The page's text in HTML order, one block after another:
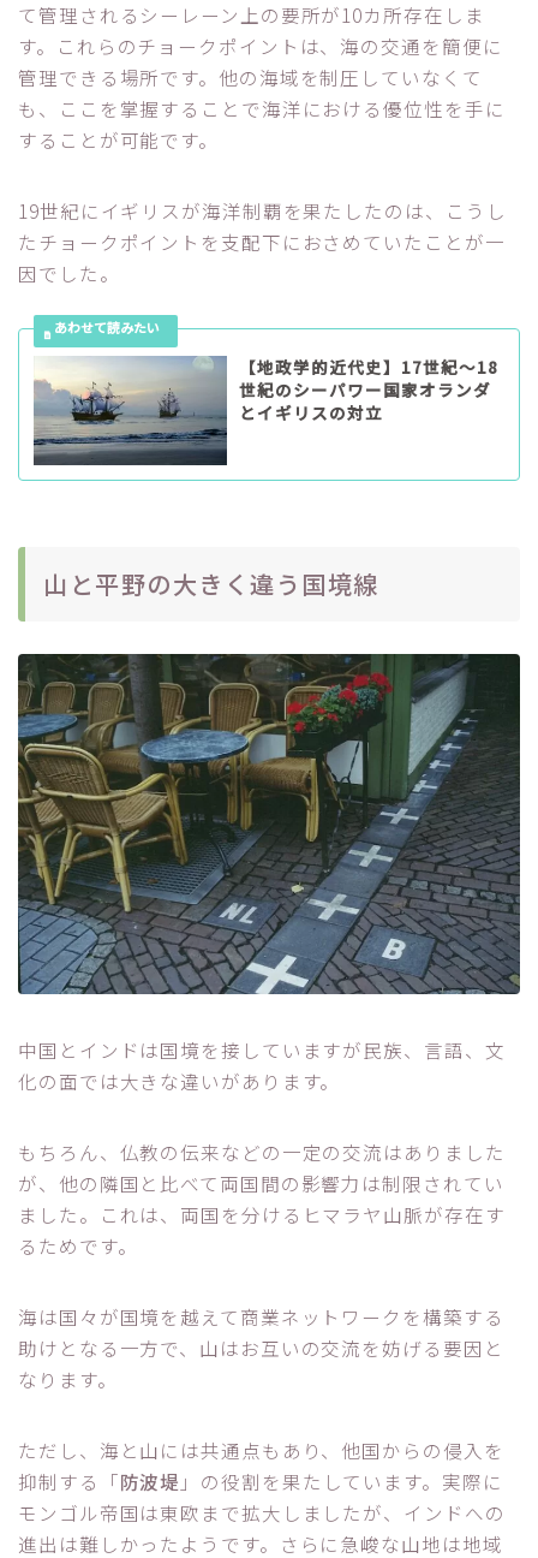
て管理されるシーレーン上の要所が10カ所存在しま
す。これらのチョークポイントは、海の交通を簡便に
管理できる場所です。他の海域を制圧していなくて
も、ここを掌握することで海洋における優位性を手に
することが可能です。
19世紀にイギリスが海洋制覇を果たしたのは、こうし
たチョークポイントを支配下におさめていたことが一
因でした。
【地政学的近代史】17世紀～18
世紀のシーパワー国家オランダ
とイギリスの対立
山と平野の大きく違う国境線
中国とインドは国境を接していますが民族、言語、文
化の面では大きな違いがあります。
もちろん、仏教の伝来などの一定の交流はありました
が、他の隣国と比べて両国間の影響力は制限されてい
ました。これは、両国を分けるヒマラヤ山脈が存在す
るためです。
海は国々が国境を越えて商業ネットワークを構築する
助けとなる一方で、山はお互いの交流を妨げる要因と
なります。
ただし、海と山には共通点もあり、他国からの侵入を
抑制する「防波堤 」の役割を果たしています。実際に
モンゴル帝国は東欧まで拡大しましたが、インドへの
進出は難しかったようです。さらに急峻な山地は地域